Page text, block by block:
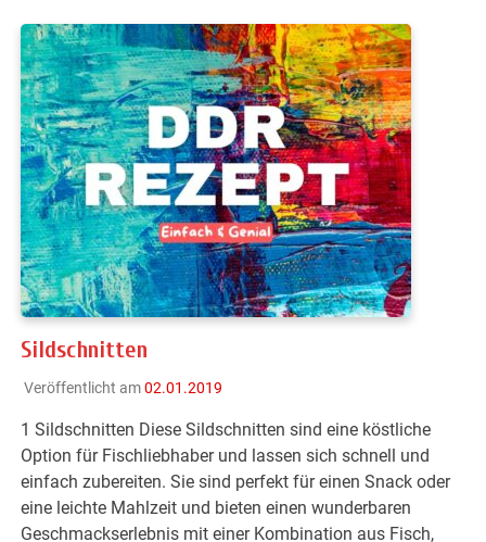
Sildschnitten
Veröffentlicht am02.01.2019
1 Sildschnitten Diese Sildschnitten sind eine köstliche
Option für Fischliebhaber und lassen sich schnell und
einfach zubereiten. Sie sind perfekt für einen Snack oder
eine leichte Mahlzeit und bieten einen wunderbaren
Geschmackserlebnis mit einer Kombination aus Fisch,